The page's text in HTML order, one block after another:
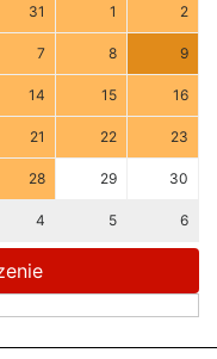
31 1 2
7 8 9
14 15 16
21 22 23
28 29 30
4 5 6